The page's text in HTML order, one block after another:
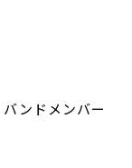
ンドメンバー